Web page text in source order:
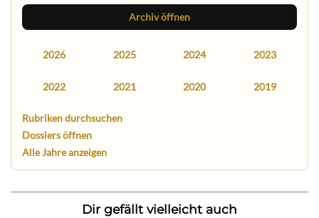
Archiv öffnen
2026 2025 2024 2023
2022 2021 2020 2019
Rubriken durchsuchen
Dossiers öffnen
Alle Jahre anzeigen
Dir gefällt vielleicht auch